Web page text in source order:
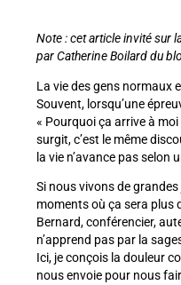
Note : cet article invité sur
par Catherine Boilard du
La vie des gens normaux
Souvent, lorsqu’une
« Pourquoi ça arrive à moi
surgit, c’est le même
la vie n’avance pas selon
Si nous vivons de
moments où ça sera plus
Bernard, conférencier,
n’apprend pas par la
Ici, je conçois la douleur
nous envoie pour nous